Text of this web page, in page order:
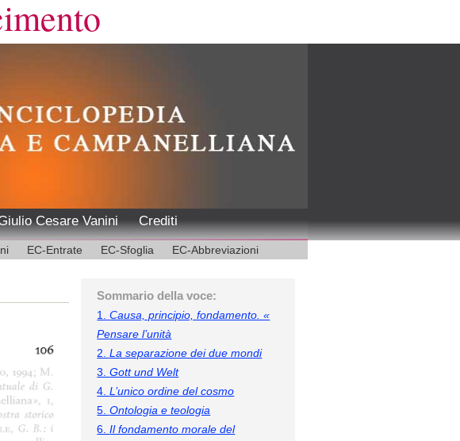
Cesare Vanini Crediti
EC-Entrate EC-Sfoglia EC-Abbreviazioni
Sommario della voce:
1.Causa, principio, fondamento. «
Pensare l’unità
2.La separazione dei due mondi
3.Gott und Welt
4.L’unico ordine del cosmo
5.Ontologia e teologia
6.Il fondamento morale del